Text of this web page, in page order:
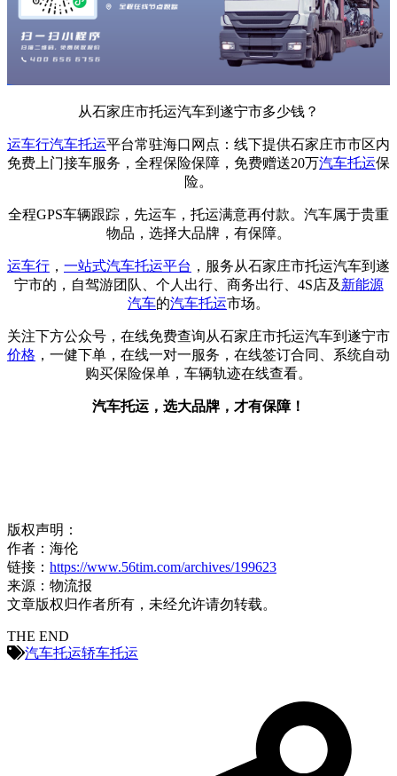
从石家庄市托运汽车到遂宁市多少钱？
运车行汽车托运平台常驻海口网点：线下提供石家庄市市区内
免费上门接车服务，全程保险保障，免费赠送20万汽车托运保
险。
全程GPS车辆跟踪，先运车，托运满意再付款。汽车属于贵重
物品，选择大品牌，有保障。
运车行 ， 一站式汽车托运平台 ，服务从石家庄市托运汽车到遂
宁市的，自驾游团队、个人出行、商务出行、4S店及 新能源
汽车的汽车托运市场。
关注下方公众号，在线免费查询从石家庄市托运汽车到遂宁市
价格 ，一健下单，在线一对一服务，在线签订合同、系统自动
购买保险保单，车辆轨迹在线查看。
汽车托运，选大品牌，才有保障！
版权声明：
作者：海伦
链接： https://www.56tim.com/archives/199623
来源：物流报
文章版权归作者所有，未经允许请勿转载。
THE END
汽车托运轿车托运